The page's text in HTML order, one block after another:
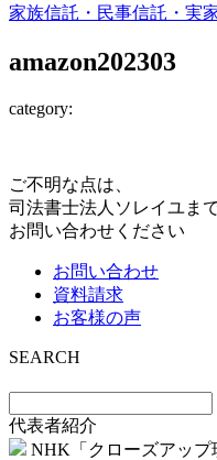
家族信託・民事信託・実
amazon202303
category:
ご不明な点は、
司法書士法人ソレイユま
お問い合わせください
お問い合わせ
資料請求
お客様の声
SEARCH
代表者紹介
NHK「クローズアップ